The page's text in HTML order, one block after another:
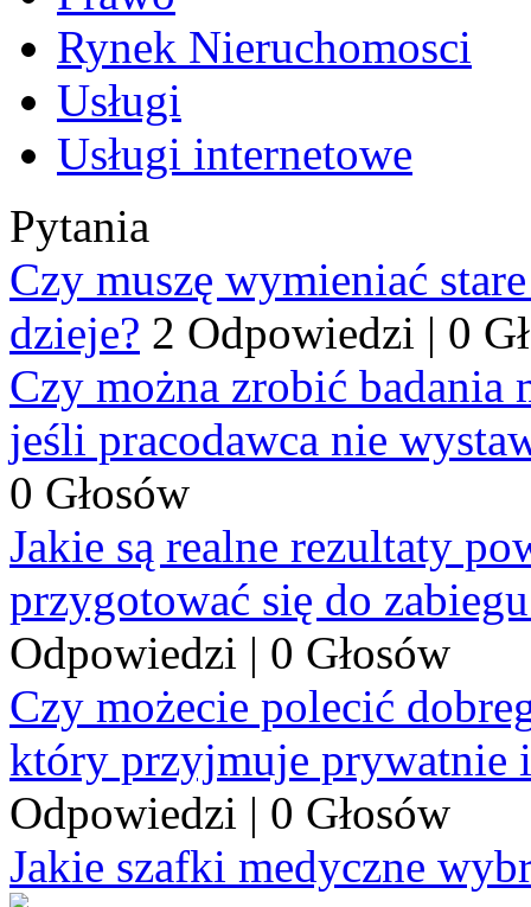
Rynek Nieruchomosci
Usługi
Usługi internetowe
Pytania
Czy muszę wymieniać
dzieje? 2 Odpowiedzi | 0
Czy można zrobić badania
jeśli pracodawca nie
0 Głosów
Jakie są realne rezultaty
przygotować się do
Odpowiedzi | 0 Głosów
Czy możecie polecić
który przyjmuje prywatnie
Odpowiedzi | 0 Głosów
Jakie szafki medyczne